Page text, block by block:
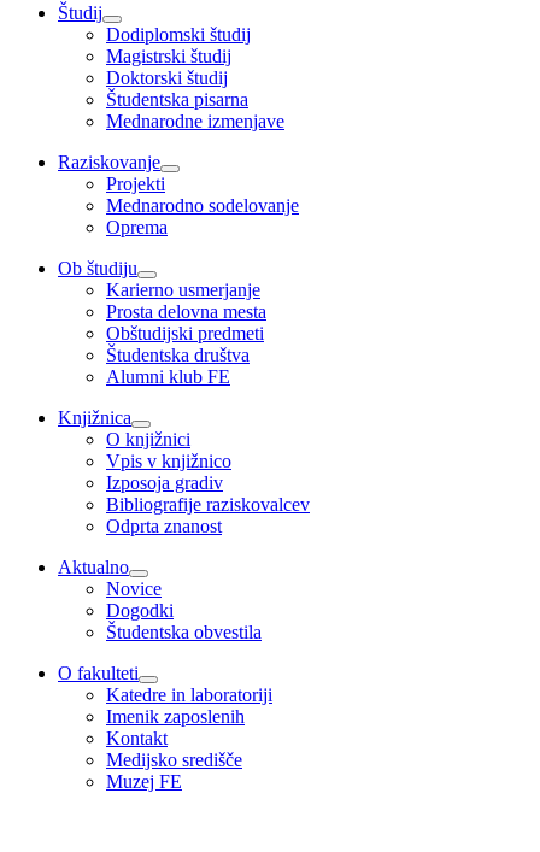
Študij
Dodiplomski študij
Magistrski študij
Doktorski študij
Študentska pisarna
Mednarodne izmenjave
Raziskovanje
Projekti
Mednarodno sodelovanje
Oprema
Ob študiju
Karierno usmerjanje
Prosta delovna mesta
Obštudijski predmeti
Študentska društva
Alumni klub FE
Knjižnica
O knjižnici
Vpis v knjižnico
Izposoja gradiv
Bibliografije raziskovalcev
Odprta znanost
Aktualno
Novice
Dogodki
Študentska obvestila
O fakulteti
Katedre in laboratoriji
Imenik zaposlenih
Kontakt
Medijsko središče
Muzej FE